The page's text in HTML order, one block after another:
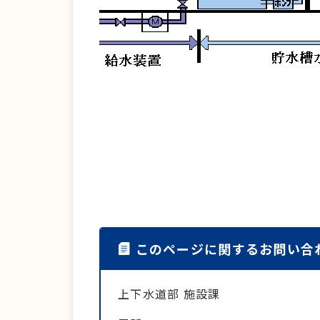
このページに関するお問い合
上下水道部 施設課